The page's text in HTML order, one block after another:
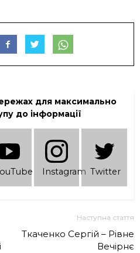
для максимально
до інформації
Instagram Twitter
Наступна стаття
Ткаченко Сергій – Рівне
Вечірнє